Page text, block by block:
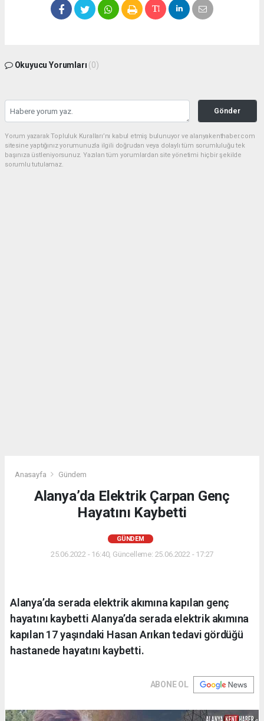
Okuyucu Yorumları (0)
Gönder
Yorum yazarak Topluluk Kuralları’nı kabul etmiş bulunuyor ve alanyakenthaber.com
sitesine yaptığınız yorumunuzla ilgili doğrudan veya dolaylı tüm sorumluluğu tek
başınıza üstleniyorsunuz. Yazılan tüm yorumlardan site yönetimi hiçbir şekilde
sorumlu tutulamaz.
Anasayfa Gündem
Alanya’da Elektrik Çarpan Genç
Hayatını Kaybetti
GÜNDEM
25.06.2022 - 16:40, Güncelleme: 25.06.2022 - 17:27
Alanya’da serada elektrik akımına kapılan genç
hayatını kaybetti Alanya’da serada elektrik akımına
kapılan 17 yaşındaki Hasan Arıkan tedavi gördüğü
hastanede hayatını kaybetti.
ABONE OL